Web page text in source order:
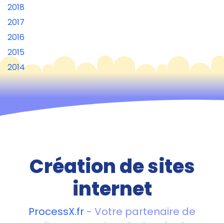
2018
2017
2016
2015
2014
Création de sites
internet
ProcessX.fr - Votre partenaire de